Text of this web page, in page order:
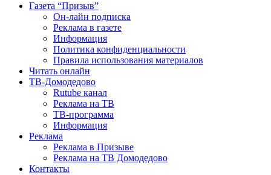
Газета “Призыв”
Он-лайн подписка
Реклама в газете
Информация
Политика конфиденциальности
Правила использования материалов
Читать онлайн
ТВ-Домодедово
Rutube канал
Реклама на ТВ
ТВ-программа
Информация
Реклама
Реклама в Призыве
Реклама на ТВ Домодедово
Контакты